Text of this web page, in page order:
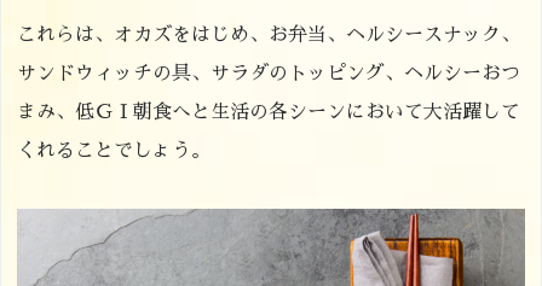
これらは、オカズをはじめ、お弁当、ヘルシースナック、
サンドウィッチの具、サラダのトッピング、ヘルシーおつ
まみ、低ＧＩ朝食へと生活の各シーンにおいて大活躍して
くれることでしょう。